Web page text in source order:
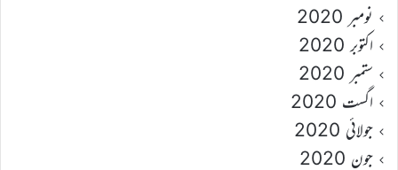
نومبر 2020
اکتوبر 2020
ستمبر 2020
اگست 2020
جولائی 2020
جون 2020